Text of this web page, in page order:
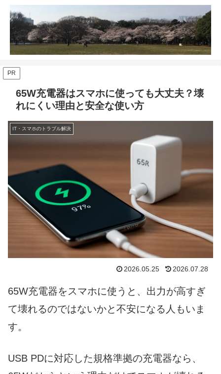
PR
65W充電器はスマホに使っても大丈夫？壊
れにくい理由と安全な使い方
IT・スマホのトラブル解決
2026.05.25 2026.07.28
65W充電器をスマホに使うと、出力が高すぎ
て壊れるのではないかと不安になる人もいま
す。
USB PDに対応した規格準拠の充電器なら、